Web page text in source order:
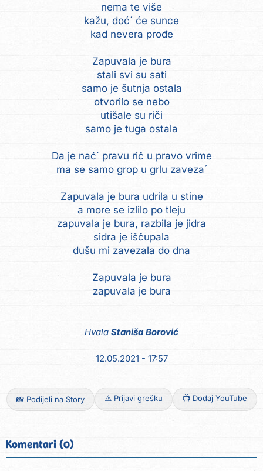
nema te više
kažu, doć´ će sunce
kad nevera prođe
Zapuvala je bura
stali svi su sati
samo je šutnja ostala
otvorilo se nebo
utišale su riči
samo je tuga ostala
Da je nać´ pravu rič u pravo vrime
ma se samo grop u grlu zaveza´
Zapuvala je bura udrila u stine
a more se izlilo po tleju
zapuvala je bura, razbila je jidra
sidra je iščupala
dušu mi zavezala do dna
Zapuvala je bura
zapuvala je bura
Hvala Staniša Borović
12.05.2021 - 17:57
📸 Podijeli na Story ⚠️ Prijavi grešku 📺 Dodaj YouTube
Komentari (0)